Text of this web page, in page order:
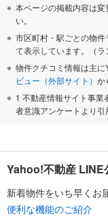
本ページの掲載内容は
い。
市区町村・駅ごとの物
て表示しています。（ラ
物件クチコミ情報は主
ビュー（外部サイト） か
1 不動産情報サイト事
者意識アンケートより引
Yahoo!不動産 LINE
新着物件をいち早くお
便利な機能のご紹介